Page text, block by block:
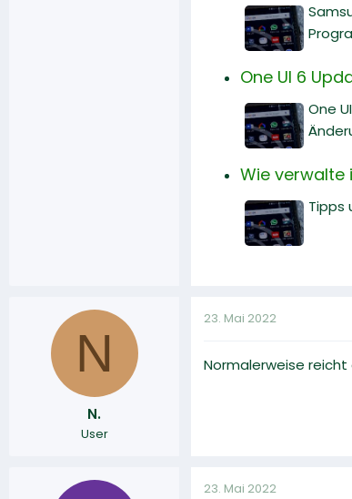
One UI 6
One
Wie verwalte
Tipps
N
N.
User
23. Mai 2022
Normalerweise
23. Mai 2022